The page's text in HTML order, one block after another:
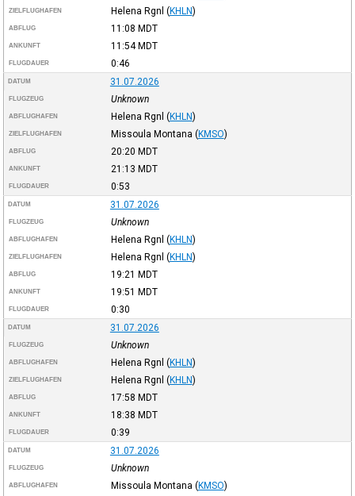
ZIELFLUGHAFEN Helena Rgnl (KHLN)
ABFLUG 11:08 MDT
ANKUNFT 11:54MDT
FLUGDAUER 0:46
DATUM 31.07.2026
FLUGZEUG Unknown
ABFLUGHAFEN Helena Rgnl (KHLN)
ZIELFLUGHAFEN Missoula Montana (KMSO)
ABFLUG 20:20 MDT
ANKUNFT 21:13 MDT
FLUGDAUER 0:53
DATUM 31.07.2026
FLUGZEUG Unknown
ABFLUGHAFEN Helena Rgnl (KHLN)
ZIELFLUGHAFEN Helena Rgnl (KHLN)
ABFLUG 19:21 MDT
ANKUNFT 19:51 MDT
FLUGDAUER 0:30
DATUM 31.07.2026
FLUGZEUG Unknown
ABFLUGHAFEN Helena Rgnl (KHLN)
ZIELFLUGHAFEN Helena Rgnl (KHLN)
ABFLUG 17:58 MDT
ANKUNFT 18:38 MDT
FLUGDAUER 0:39
DATUM 31.07.2026
FLUGZEUG Unknown
ABFLUGHAFEN Missoula Montana (KMSO)